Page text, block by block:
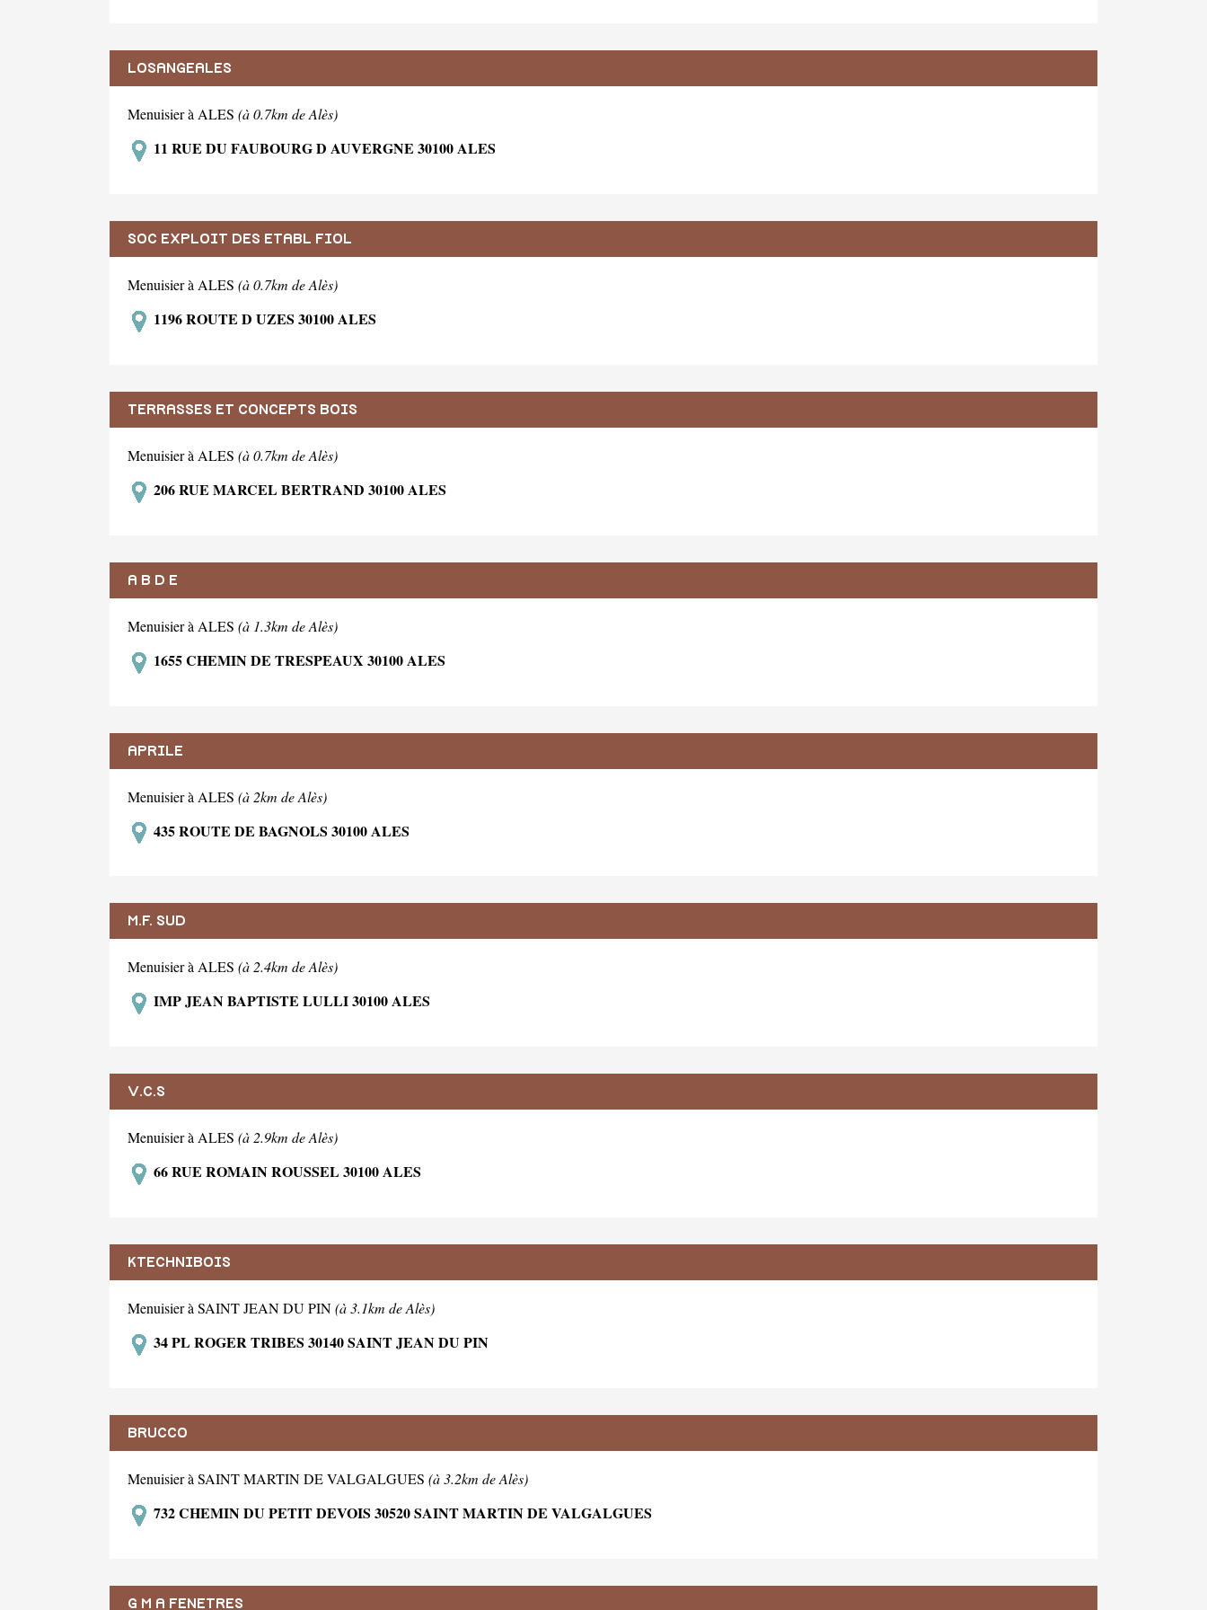
LOSANGEALES
Menuisier à ALES (à 0.7km de Alès)
11 RUE DU FAUBOURG D AUVERGNE 30100 ALES
SOC EXPLOIT DES ETABL FIOL
Menuisier à ALES (à 0.7km de Alès)
1196 ROUTE D UZES 30100 ALES
TERRASSES ET CONCEPTS BOIS
Menuisier à ALES (à 0.7km de Alès)
206 RUE MARCEL BERTRAND 30100 ALES
A B D E
Menuisier à ALES (à 1.3km de Alès)
1655 CHEMIN DE TRESPEAUX 30100 ALES
APRILE
Menuisier à ALES (à 2km de Alès)
435 ROUTE DE BAGNOLS 30100 ALES
M.F. SUD
Menuisier à ALES (à 2.4km de Alès)
IMP JEAN BAPTISTE LULLI 30100 ALES
V.C.S
Menuisier à ALES (à 2.9km de Alès)
66 RUE ROMAIN ROUSSEL 30100 ALES
KTECHNIBOIS
Menuisier à SAINT JEAN DU PIN(à 3.1km de Alès)
34 PL ROGER TRIBES 30140 SAINT JEAN DU PIN
BRUCCO
Menuisier à SAINT MARTIN DE VALGALGUES (à 3.2km de Alès)
732 CHEMIN DU PETIT DEVOIS 30520 SAINT MARTIN DE VALGALGUES
G M A FENETRES